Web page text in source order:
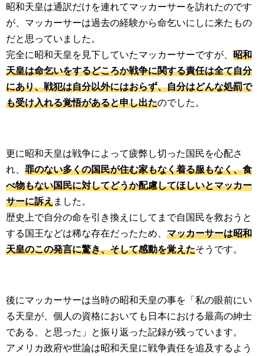
昭和天皇は通訳だけを連れてマッカーサーを訪れたのです
が、マッカーサーは過去の経験から命乞いにしに来たもの
だと思っていました。
完全に昭和天皇を見下していたマッカーサーですが、 昭和
天皇は命乞いをするどころか戦争に関する責任は全て自分
にあり、戦犯は自分以外にはおらず、自分はどんな処罰で
も受け入れる覚悟があると申し出たのでした。
更に昭和天皇は戦争によって疲弊し切った国民を心配さ
れ、 罪のない多くの国民が住む家もなく着る服もなく、食
べ物もない国民に対してどうか配慮してほしいとマッカー
サーに訴えました。
歴史上で自分の命を引き換えにしてまで自国民を救おうと
する国王などは稀な存在だったため、 マッカーサーは昭和
天皇のこの発言に驚き、そして感動を覚えたそうです。
後にマッカーサーは当時の昭和天皇の事を「私の眼前にい
る天皇が、個人の資格においても日本における最高の紳士
である、と思った」と振り返った記録が残っています。
アメリカ政府や世論は昭和天皇に戦争責任を追及するよう